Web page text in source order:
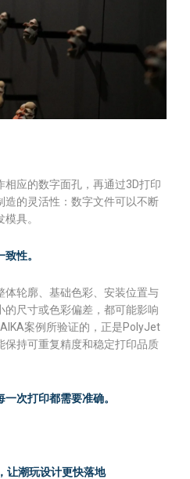
应的数字面孔，再通过3D打印
造的灵活性：数字文件可以不断
具。
性。
体轮廓、基础色彩、安装位置与
的尺寸或色彩偏差，都可能影响
案例所验证的，正是PolyJet
持可重复精度和稳定打印品质
次打印都需要准确。
让潮玩设计更快落地